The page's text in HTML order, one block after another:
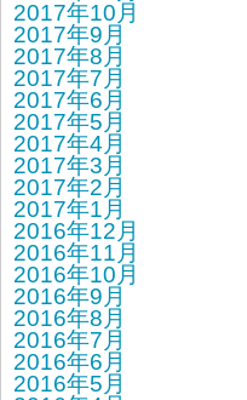
2017年10月
2017年9月
2017年8月
2017年7月
2017年6月
2017年5月
2017年4月
2017年3月
2017年2月
2017年1月
2016年12月
2016年11月
2016年10月
2016年9月
2016年8月
2016年7月
2016年6月
2016年5月